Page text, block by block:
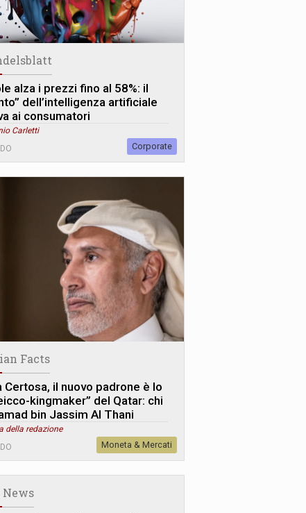
alza i prezzi fino al 58%: il
dell’intelligenza artificiale
ai consumatori
Carletti
Corporate
Facts
Certosa, il nuovo padrone è lo
kingmaker” del Qatar: chi
bin Jassim Al Thani
della redazione
Moneta & Mercati
News